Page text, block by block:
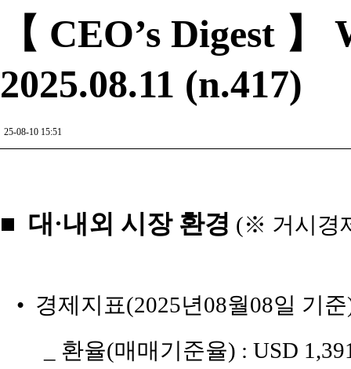
【 CEO’s Digest
2025.08.11 (n.417)
25-08-10 15:51
■ 대·내외 시장 환경 (※ 거시경
• 경제지표(2025년08월08일 기
_ 환율(매매기준율) : USD